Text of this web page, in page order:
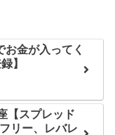
お金が入ってく
】
【スプレッド
リー、レバレ